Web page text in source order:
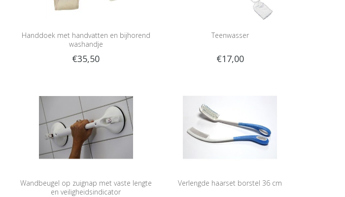
Handdoek met handvatten en bijhorend
washandje
€35,50
Teenwasser
€17,00
Wandbeugel op zuignap met vaste lengte
en veiligheidsindicator
Verlengde haarset borstel 36 cm